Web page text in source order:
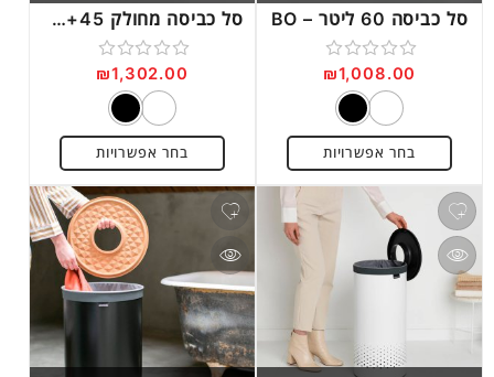
סל כביסה 60 ליטר – BO
דורג
מתוך
5
₪1,008.00
בחר אפשרויות
סל כביסה מחולק 45+45 ליטר – BO
דורג
מתוך
5
₪1,302.00
בחר אפשרויות